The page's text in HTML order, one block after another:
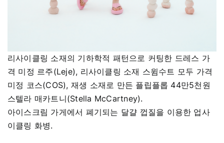
리사이클링 소재의 기하학적 패턴으로 커팅한 드레스 가
격 미정 르주(Leje), 리사이클링 소재 스윔수트 모두 가격
미정 코스(COS), 재생 소재로 만든 플립플롭 44만5천원
스텔라 매카트니(Stella McCartney).
아이스크림 가게에서 폐기되는 달걀 껍질을 이용한 업사
이클링 화병.